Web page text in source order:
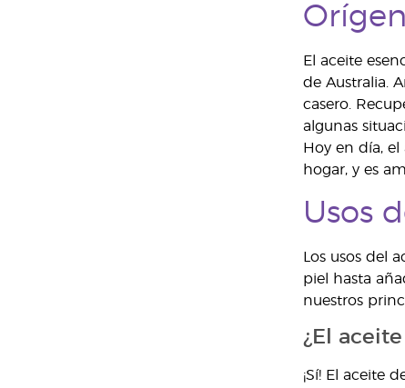
El aceite
de Australia.
casero.
algunas
Hoy en día,
hogar, y es
Usos
Los usos del
piel hasta
nuestros
¿El
¡Sí! El aceite